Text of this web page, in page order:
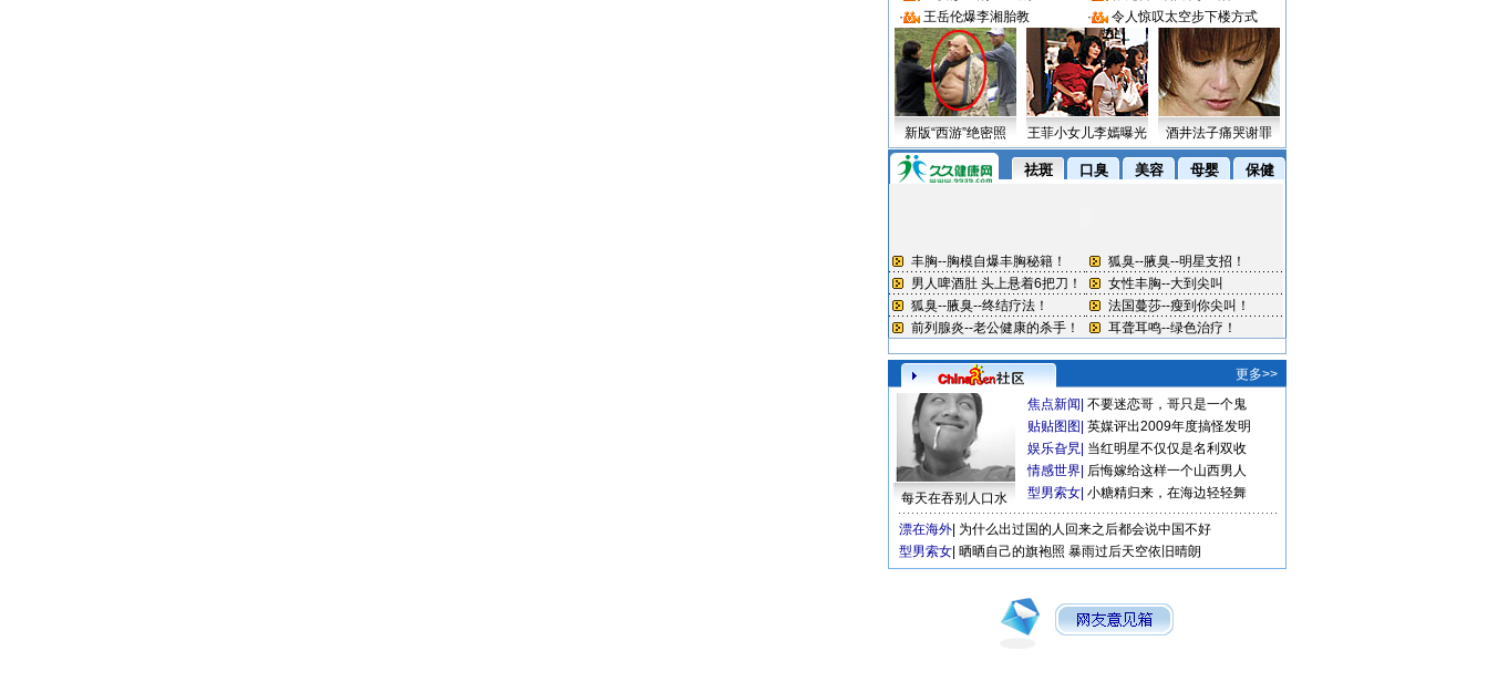
·
王岳伦爆李湘胎教 · 令人惊叹太空步下楼方式
新版“西游”绝密照 王菲小女儿李嫣曝光 酒井法子痛哭谢罪
更多>>
每天在吞别人口水
焦点新闻 不要迷恋哥，哥只是一个鬼
贴贴图图 英媒评出2009年度搞怪发明
娱乐旮旯 当红明星不仅仅是名利双收
情感世界 后悔嫁给这样一个山西男人
型男索女 小糖精归来，在海边轻轻舞
漂在海外 为什么出过国的人回来之后都会说中国不好
型男索女 晒晒自己的旗袍照 暴雨过后天空依旧晴朗